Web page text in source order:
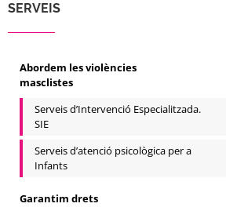
SERVEIS
Abordem les violències
masclistes
Serveis d’Intervenció Especialitzada.
SIE
Serveis d’atenció psicològica per a
Infants
Garantim drets